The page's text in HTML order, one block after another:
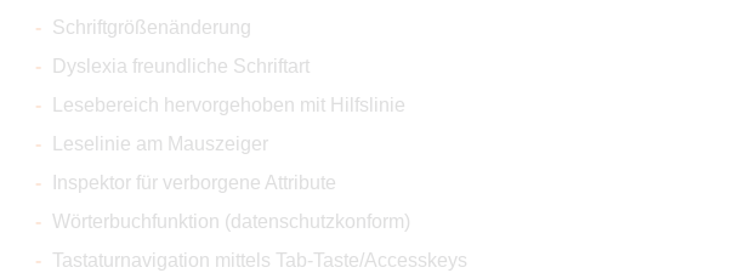
Schriftgrößenänderung
Dyslexia freundliche Schriftart
Lesebereich hervorgehoben mit Hilfslinie
Leselinie am Mauszeiger
Inspektor für verborgene Attribute
Wörterbuchfunktion (datenschutzkonform)
Tastaturnavigation mittels Tab-Taste/Accesskeys